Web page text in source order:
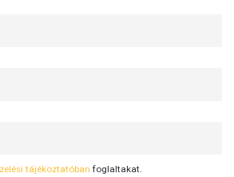
tájékoztatóban foglaltakat.